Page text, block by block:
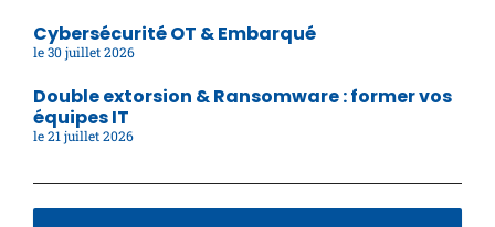
Cybersécurité OT & Embarqué
30 juillet 2026
Double extorsion & Ransomware : former vos
équipes IT
21 juillet 2026